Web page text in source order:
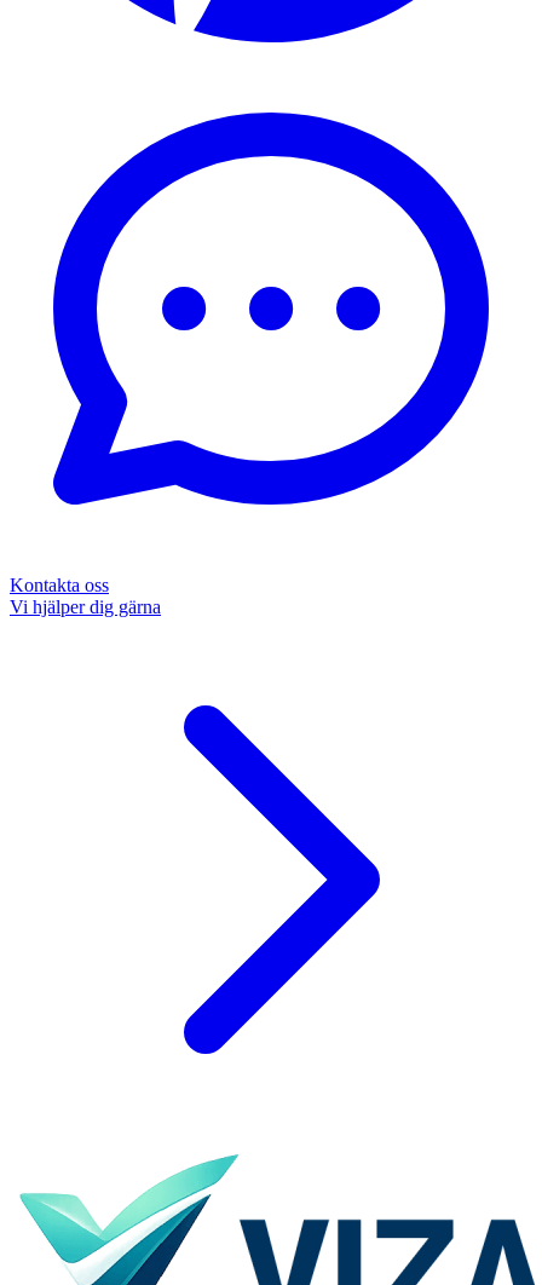
Kontakta oss
Vi hjälper dig gärna